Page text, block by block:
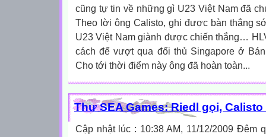
cũng tự tin về những gì U23 Việt Nam đã
Theo lời ông Calisto, ghi được bàn thắng
U23 Việt Nam giành được chiến thắng…
cách để vượt qua đối thủ Singapore ở
Cho tới thời điểm này ông đã hoàn toàn...
Thư SEA Games: Riedl gọi,
Cập nhật lúc : 10:38 AM, 11/12/2009 Đêm